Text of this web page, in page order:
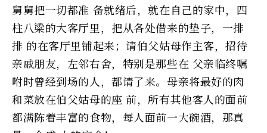
舅舅把一切都准 备就绪后，就在自己的家中，四
柱八梁的大客厅里，把从各处借来的垫子，一排
排 的在客厅里铺起来；请伯父姑母作主客，招待
亲戚朋友，左邻右舍，特别是那些在 父亲临终嘱
咐时曾经到场的人，都请了来。母亲将最好的肉
和菜放在伯父姑母的座 前，所有其他客人的面前
都满陈着丰富的食物，每人面前一大碗酒，那真